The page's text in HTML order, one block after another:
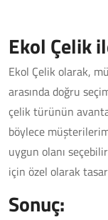
Ekol Çelik
Ekol Çelik olarak,
arasında doğru
çelik türünün
böylece
uygun olanı
için özel olarak
Sonuç: